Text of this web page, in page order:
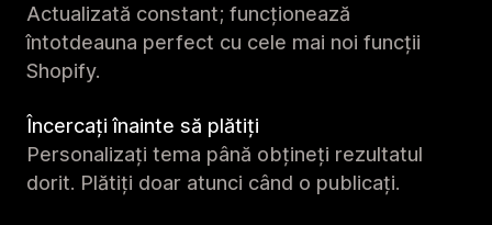
Actualizată constant; funcționează
întotdeauna perfect cu cele mai noi funcții
Shopify.
Încercați înainte să plătiți
Personalizați tema până obțineți rezultatul
dorit. Plătiți doar atunci când o publicați.